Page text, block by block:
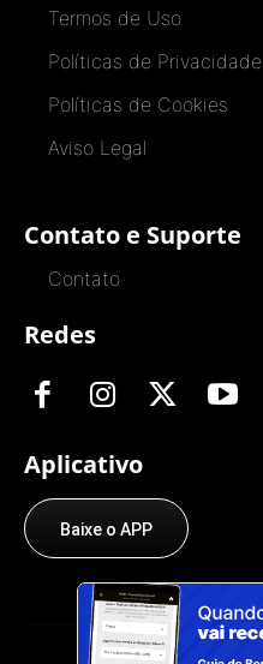
Termos de Uso
Políticas de Privacidade
Políticas de Cookies
Aviso Legal
Contato e Suporte
Contato
Redes
Aplicativo
Baixe o APP